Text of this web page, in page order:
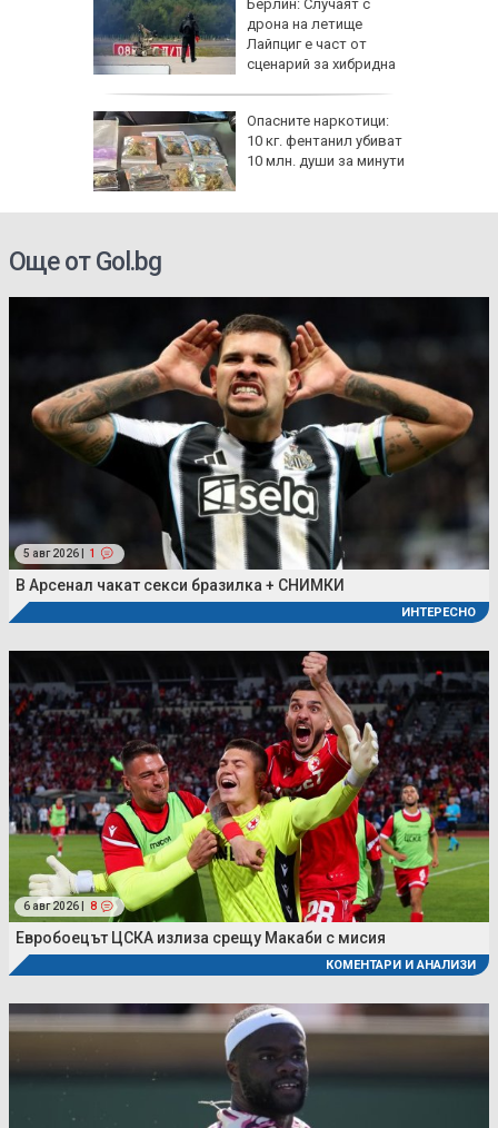
Берлин: Случаят с
дрона на летище
Лайпциг е част от
сценарий за хибридна
Опасните наркотици:
10 кг. фентанил убиват
10 млн. души за минути
Още от Gol.bg
5 авг 2026 | 1
В Арсенал чакат секси бразилка + СНИМКИ
ИНТЕРЕСНО
6 авг 2026 | 8
Евробоецът ЦСКА излиза срещу Макаби с мисия
КОМЕНТАРИ И АНАЛИЗИ